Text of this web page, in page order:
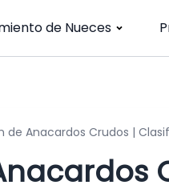
de Nueces
de Anacardos Crudos |